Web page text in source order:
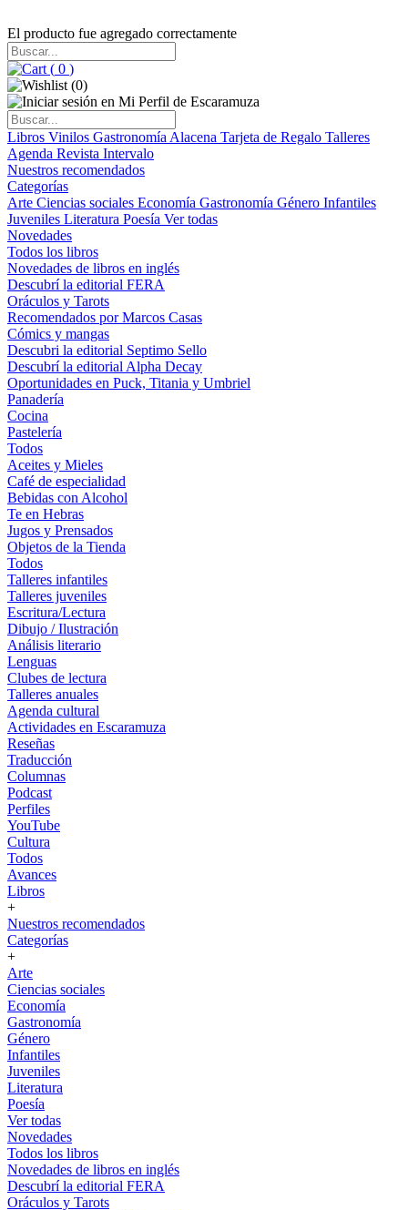
El producto fue agregado correctamente
( 0 )
(0)
Libros Vinilos Gastronomía Alacena Tarjeta de Regalo Talleres
Agenda Revista Intervalo
Nuestros recomendados
Categorías
Arte Ciencias sociales Economía Gastronomía Género Infantiles
Juveniles Literatura Poesía Ver todas
Novedades
Todos los libros
Novedades de libros en inglés
Descubrí la editorial FERA
Oráculos y Tarots
Recomendados por Marcos Casas
Cómics y mangas
Descubri la editorial Septimo Sello
Descubrí la editorial Alpha Decay
Oportunidades en Puck, Titania y Umbriel
Panadería
Cocina
Pastelería
Todos
Aceites y Mieles
Café de especialidad
Bebidas con Alcohol
Te en Hebras
Jugos y Prensados
Objetos de la Tienda
Todos
Talleres infantiles
Talleres juveniles
Escritura/Lectura
Dibujo / Ilustración
Análisis literario
Lenguas
Clubes de lectura
Talleres anuales
Agenda cultural
Actividades en Escaramuza
Reseñas
Traducción
Columnas
Podcast
Perfiles
YouTube
Cultura
Todos
Avances
Libros
+
Nuestros recomendados
Categorías
+
Arte
Ciencias sociales
Economía
Gastronomía
Género
Infantiles
Juveniles
Literatura
Poesía
Ver todas
Novedades
Todos los libros
Novedades de libros en inglés
Descubrí la editorial FERA
Oráculos y Tarots